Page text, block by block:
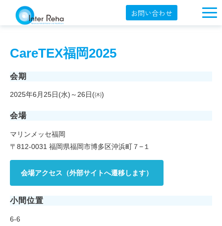
お問い合わせ
製品一覧
セミナー情報
オンラインショップ
English
CareTEX福岡2025
会期
2025年6月25日(水)～26日(㈭)
会場
マリンメッセ福岡
〒812-0031 福岡県福岡市博多区沖浜町７−１
会場アクセス（外部サイトへ遷移します）
小間位置
6-6